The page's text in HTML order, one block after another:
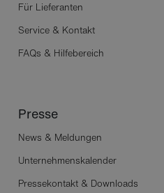
Für Lieferanten
Service & Kontakt
FAQs & Hilfebereich
Presse
News & Meldungen
Unternehmenskalender
Pressekontakt & Downloads